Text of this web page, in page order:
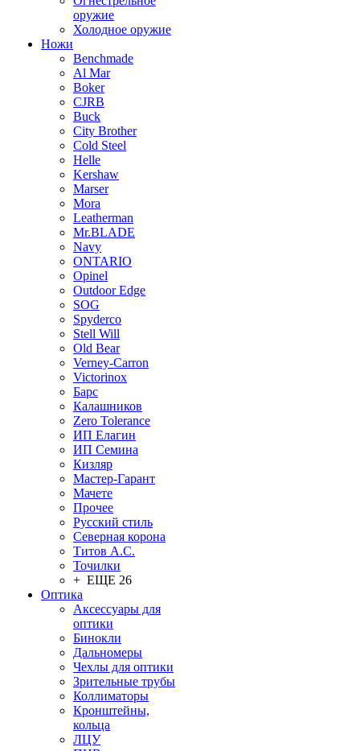
оружие
Холодное оружие
Ножи
Benchmade
Al Mar
Boker
CJRB
Buck
City Brother
Cold Steel
Helle
Kershaw
Marser
Mora
Leatherman
Mr.BLADE
Navy
ONTARIO
Opinel
Outdoor Edge
SOG
Spyderco
Stell Will
Old Bear
Verney-Carron
Victorinox
Барс
Калашников
Zero Tolerance
ИП Елагин
ИП Семина
Кизляр
Мастер-Гарант
Мачете
Прочее
Русский стиль
Северная корона
Титов А.С.
Точилки
+ ЕЩЕ 26
Оптика
Аксессуары для
оптики
Бинокли
Дальномеры
Чехлы для оптики
Зрительные трубы
Коллиматоры
Кронштейны,
кольца
ЛЦУ